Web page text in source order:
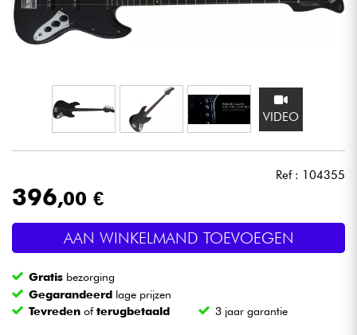
Home-studio
Licht
Blaasinstrument
VIDEO
Ref : 104355
396,00 €
AAN WINKELMAND TOEVOEGEN
Gratis bezorging
Gegarandeerd lage prijzen
Tevreden ofterugbetaald 3 jaar garantie